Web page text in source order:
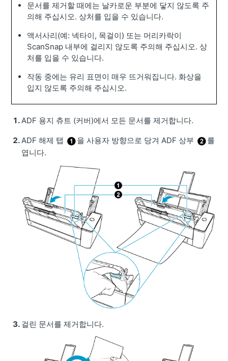
문서를 제거할 때에는 날카로운 부분에 닿지 않도록 주
의해 주십시오. 상처를 입을 수 있습니다.
액서사리(예: 넥타이, 목걸이) 또는 머리카락이
ScanSnap 내부에 걸리지 않도록 주의해 주십시오. 상
처를 입을 수 있습니다.
작동 중에는 유리 표면이 매우 뜨거워집니다. 화상을
입지 않도록 주의해 주십시오.
ADF 용지 츄트 (커버)에서 모든 문서를 제거합니다.
ADF 해제 탭 을 사용자 방향으로 당겨 ADF 상부
를
엽니다.
걸린 문서를 제거합니다.